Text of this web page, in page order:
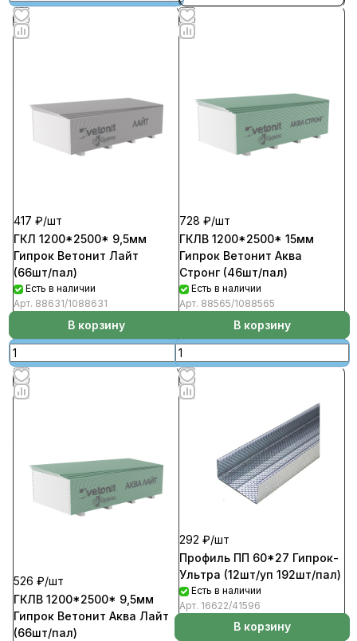
417 ₽/шт
ГКЛ 1200*2500* 9,5мм
Гипрок Ветонит Лайт
(66шт/пал)
Есть в наличии
Арт. 88631/1088631
В корзину
728 ₽/шт
ГКЛВ 1200*2500* 15мм
Гипрок Ветонит Аква
Стронг (46шт/пал)
Есть в наличии
Арт. 88565/1088565
В корзину
526 ₽/шт
ГКЛВ 1200*2500* 9,5мм
Гипрок Ветонит Аква Лайт
(66шт/пал)
292 ₽/шт
Профиль ПП 60*27 Гипрок-
Ультра (12шт/уп 192шт/пал)
Есть в наличии
Арт. 16622/41596
В корзину